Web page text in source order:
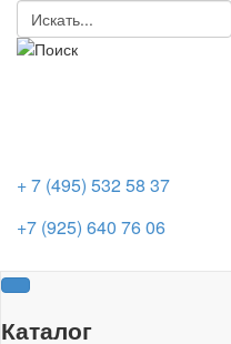
+ 7 (495) 532 58 37
+7 (925) 640 76 06
Каталог